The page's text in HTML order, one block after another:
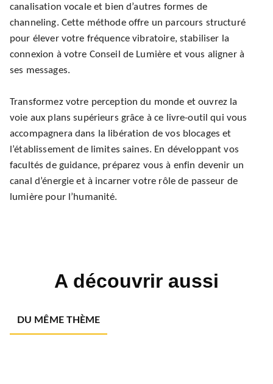
canalisation vocale et bien d’autres formes de
channeling. Cette méthode offre un parcours structuré
pour élever votre fréquence vibratoire, stabiliser la
connexion à votre Conseil de Lumière et vous aligner à
ses messages.
Transformez votre perception du monde et ouvrez la
voie aux plans supérieurs grâce à ce livre-outil qui vous
accompagnera dans la libération de vos blocages et
l’établissement de limites saines. En développant vos
facultés de guidance, préparez vous à enfin devenir un
canal d’énergie et à incarner votre rôle de passeur de
lumière pour l’humanité.
A découvrir aussi
DU MÊME THÈME